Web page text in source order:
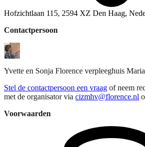
Hofzichtlaan 115, 2594 XZ Den Haag,
Contactpersoon
Yvette en Sonja Florence verpleeghuis
Stel de contactpersoon een vraag of neem
met de organisator via cizmhv@florence.nl
Voorwaarden